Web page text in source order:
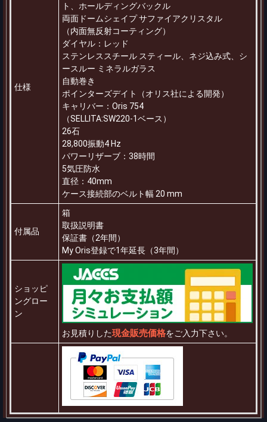
仕様
ト、ホールディングバックル
両面ドームシェイプ サファイアクリスタル
（内面無反射コーティング）
ダイヤル：レッド
ステンレススチール スティール、ネジ込み式、シ
ースルー ミネラルガラス
自動巻き
ポインターズデイト（オリス社による開発）
キャリバー：Oris 754
（SELLITA:SW220-1ベース）
26石
28,800振動4 Hz
パワーリザーブ：38時間
5気圧防水
直径：40mm
ケース接続部のベルト幅 20 mm
付属品
箱
取扱説明書
保証書（2年間）
My Oris登録で1年延長（3年間）
ショッピ
ングロー
ン
お見積りした現金販売価格をご入力下さい。